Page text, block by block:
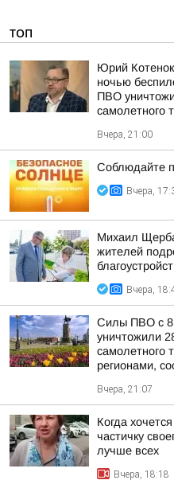
ТОП
Юрий
ночью
ПВО
самолетного
Вчера, 21:00
Соблюдайте
Вчера,
Михаил
жителей
Вчера,
Силы ПВО с
уничтожили
самолетного
регионами,
Вчера, 21:07
Когда
частичку
лучше всех
Вчера, 18:18